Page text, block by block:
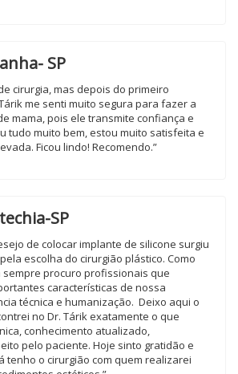
SP
cirurgia, mas depois do primeiro
me senti muito segura para fazer a
mama, pois ele transmite confiança e
tudo muito bem, estou muito satisfeita e
Ficou lindo! Recomendo.”
SP
de colocar implante de silicone surgiu
escolha do cirurgião plástico. Como
sempre procuro profissionais que
características de nossa
técnica e humanização. Deixo aqui o
no Dr. Tárik exatamente o que
conhecimento atualizado,
pelo paciente. Hoje sinto gratidão e
tenho o cirurgião com quem realizarei